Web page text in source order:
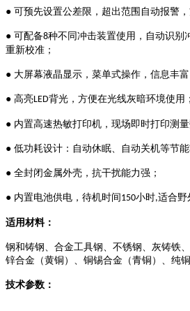
● 可预先设置公差限，超出范围自动报警
● 可配备8种不同冲击装置使用，自动识别
重新校准；
● 大屏幕液晶显示，菜单式操作，信息丰富
● 高亮LED背光，方便在光线灰暗环境使用；
● 内置高速热敏打印机，现场即时打印测量
● 低功耗设计：自动休眠、自动关机等节能
● 全封闭金属外壳，抗干扰能力强；
● 内置电池供电，待机时间150小时,适合野
适用材料：
钢和铸钢、合金工具钢、不锈钢、灰铸铁
锌合金（黄铜）、铜锡合金（青铜）、纯铜
技术参数：